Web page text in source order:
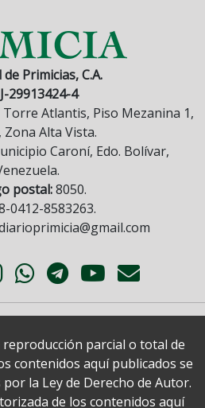
Primicias, C.A.
29913424-4
Torre Atlantis, Piso Mezanina 1,
Zona Alta Vista.
Caroní, Edo. Bolívar,
postal:8050.
0412-8583263.
parcial o total de
contenidos aquí publicados se
la Ley de Derecho de Autor.
de los contenidos aquí